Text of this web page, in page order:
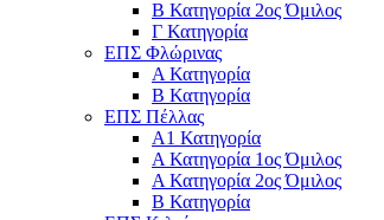
Β Κατηγορία 2ος Όμιλος
Γ Κατηγορία
ΕΠΣ Φλώρινας
Α Κατηγορία
Β Κατηγορία
ΕΠΣ Πέλλας
Α1 Κατηγορία
Α Κατηγορία 1ος Όμιλος
Α Κατηγορία 2ος Όμιλος
Β Κατηγορία